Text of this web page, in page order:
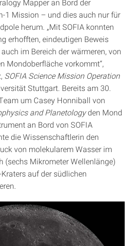
Mapper an Bord der
1 Mission – und dies auch nur für
herum. „Mit SOFIA konnten
erhofften, eindeutigen Beweis
im Bereich der wärmeren, von
Mondoberfläche vorkommt“,
SOFIA Science Mission Operation
Stuttgart. Bereits am 30.
um Casey Honniball von
and Planetologyden Mond
an Bord von SOFIA
die Wissenschaftlerin den
von molekularem Wasser im
(sechs Mikrometer Wellenlänge)
auf der südlichen